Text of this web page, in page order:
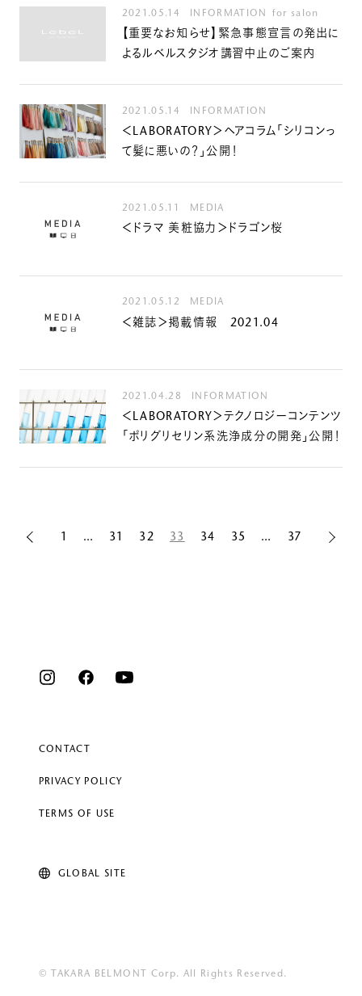
2021.05.14 INFORMATION for salon
【重要なお知らせ】緊急事態宣言の発出に
よるルベルスタジオ講習中止のご案内
2021.05.14 INFORMATION
＜LABORATORY＞ヘアコラム「シリコンっ
て髪に悪いの？」公開！
2021.05.11 MEDIA
＜ドラマ 美粧協力＞ドラゴン桜
2021.05.12 MEDIA
＜雑誌＞掲載情報 2021.04
2021.04.28 INFORMATION
＜LABORATORY＞テクノロジーコンテンツ
「ポリグリセリン系洗浄成分の開発」公開！
1 … 31 32 33 34 35 … 37
CONTACT
PRIVACY POLICY
TERMS OF USE
GLOBAL SITE
© TAKARA BELMONT Corp. All Rights Reserved.